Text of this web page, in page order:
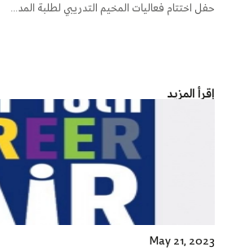
حفل اختتام فعاليات المخيم التدريبي لطلبة المد...
إقرأ المزيد
May 21, 2023